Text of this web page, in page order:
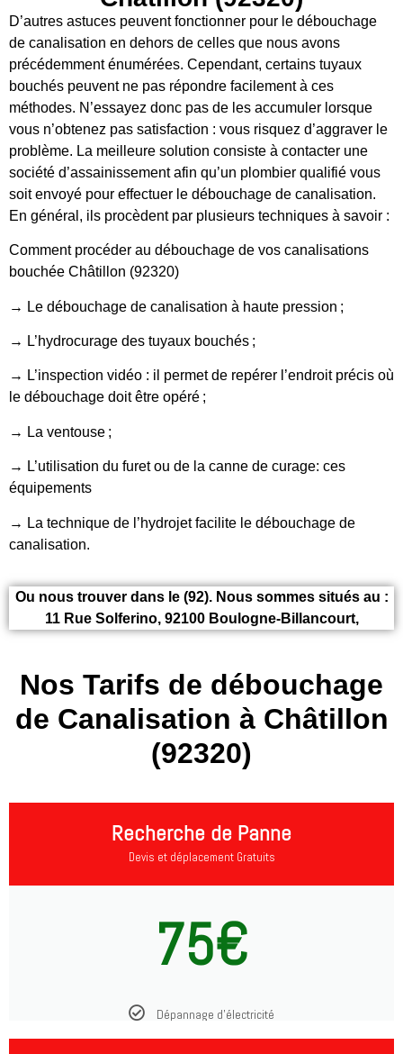
D’autres astuces peuvent fonctionner pour le débouchage
de canalisation en dehors de celles que nous avons
précédemment énumérées. Cependant, certains tuyaux
bouchés peuvent ne pas répondre facilement à ces
méthodes. N’essayez donc pas de les accumuler lorsque
vous n’obtenez pas satisfaction : vous risquez d’aggraver le
problème. La meilleure solution consiste à contacter une
société d’assainissement afin qu’un plombier qualifié vous
soit envoyé pour effectuer le débouchage de canalisation.
En général, ils procèdent par plusieurs techniques à savoir :
Comment procéder au débouchage de vos canalisations
bouchée Châtillon (92320)
→ Le débouchage de canalisation à haute pression ;
→ L’hydrocurage des tuyaux bouchés ;
→ L’inspection vidéo : il permet de repérer l’endroit précis où
le débouchage doit être opéré ;
→ La ventouse ;
→ L’utilisation du furet ou de la canne de curage: ces
équipements
→ La technique de l’hydrojet facilite le débouchage de
canalisation.
Ou nous trouver dans le (92). Nous sommes situés au :
11 Rue Solferino, 92100 Boulogne-Billancourt,
Nos Tarifs de débouchage
de Canalisation à Châtillon
(92320)
Recherche de Panne
Devis et déplacement Gratuits
75€
Dépannage d'électricité